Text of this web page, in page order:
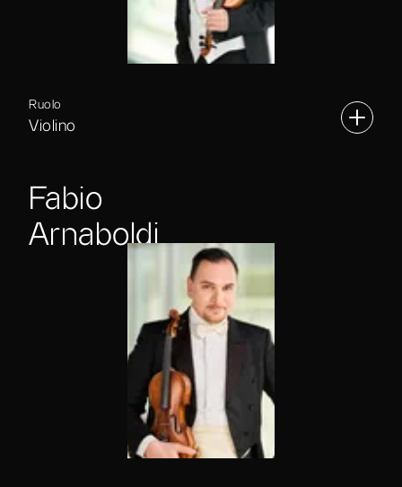
Ruolo
Violino
Fabio
Arnaboldi